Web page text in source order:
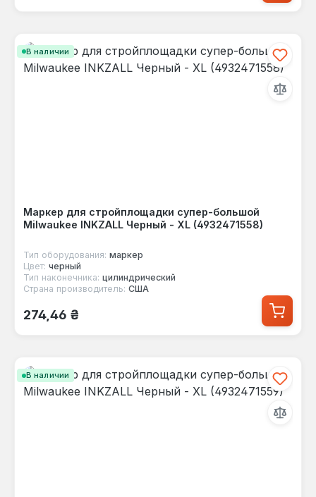
В наличии
Маркер для стройплощадки супер-большой
Milwaukee INKZALL Черный - XL (4932471558)
Тип оборудования: маркер
Цвет: черный
Тип наконечника: цилиндрический
Страна производитель: США
Обычная цена:
274,46 ₴
В наличии